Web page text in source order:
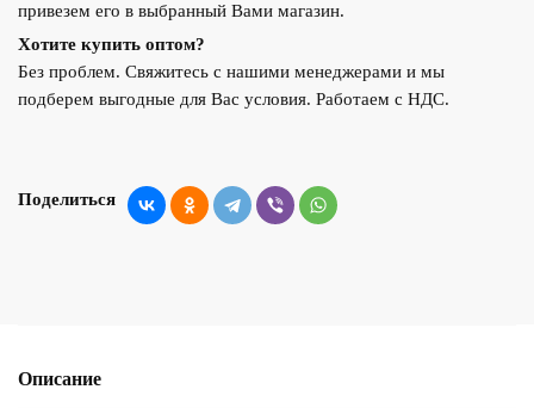
привезем его в выбранный Вами магазин.
Хотите купить оптом?
Без проблем. Свяжитесь с нашими менеджерами и мы
подберем выгодные для Вас условия. Работаем с НДС.
Поделиться
Описание